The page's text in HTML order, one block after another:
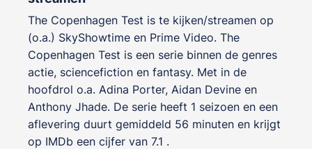
The Copenhagen Test is te kijken/streamen op
(o.a.) SkyShowtime en Prime Video. The
Copenhagen Test is een serie binnen de genres
actie, sciencefiction en fantasy. Met in de
hoofdrol o.a. Adina Porter, Aidan Devine en
Anthony Jhade. De serie heeft 1 seizoen en een
aflevering duurt gemiddeld 56 minuten en krijgt
op IMDb een cijfer van 7.1 .